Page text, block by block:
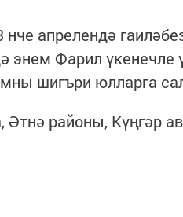
апрелендә
энем Фарил үкенечле
шигъри юлларга
Әтнә районы, Күңгәр